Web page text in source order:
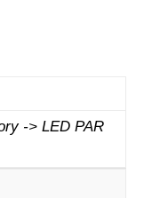
-> LED PAR